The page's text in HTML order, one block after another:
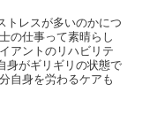
トレスが多いのかにつ
の仕事って素晴らし
アントのリハビリテ
身がギリギリの状態で
自身を労わるケアも